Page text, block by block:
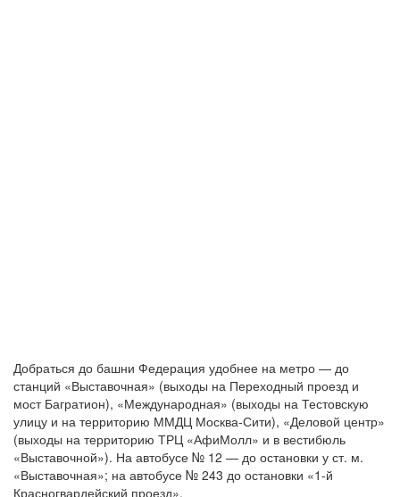
Добраться до башни Федерация удобнее на метро — до
станций «Выставочная» (выходы на Переходный проезд и
мост Багратион), «Международная» (выходы на Тестовскую
улицу и на территорию ММДЦ Москва-Сити), «Деловой центр»
(выходы на территорию ТРЦ «АфиМолл» и в вестибюль
«Выставочной»). На автобусе № 12 — до остановки у ст. м.
«Выставочная»; на автобусе № 243 до остановки «1-й
Красногвардейский проезд».